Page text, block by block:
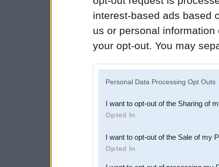
interest-based ads based
us or personal
your opt-out. You may
Downstream Participants
third parties.
Personal Data Processing Opt Outs
I want to opt-out of the Sharing of
Opted In
I want to opt-out of the Sale of my
Opted In